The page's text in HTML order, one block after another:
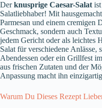
Derknusprige Caesar-Salat
Salatliebhaber! Mit
Parmesan und einem cremigen
Geschmack, sondern auch
jedem Gericht oder als leichtes
Salat für verschiedene Anlässe,
Abendessen oder ein Grillfest
aus frischen Zutaten und der
Anpassung macht ihn
Warum Du Dieses Rezept